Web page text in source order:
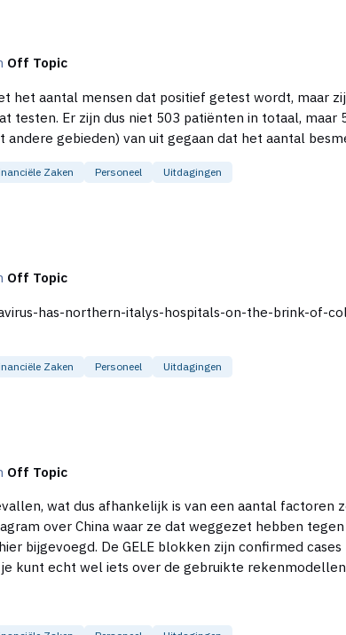
Off Topic
het aantal mensen dat positief getest wordt, maar
zijn. In dat stuk
andere gebieden) van uit gegaan dat het aantal
Zaken Personeel Uitdagingen
Off Topic
italys-hospitals-on-the-brink-of-collapse Ik hoop oprecht dat ik
Zaken Personeel Uitdagingen
Off Topic
wat dus afhankelijk is van een aantal
bijgevoegd. De GELE blokken zijn confirmed